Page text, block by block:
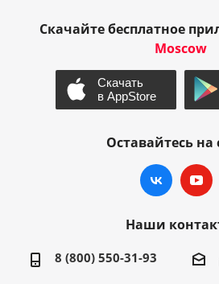
Скачайте бесплатное
Moscow
Оставайтесь на
Наши
8 (800) 550-31-93